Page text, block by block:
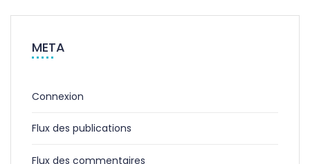
META
Connexion
Flux des publications
Flux des commentaires